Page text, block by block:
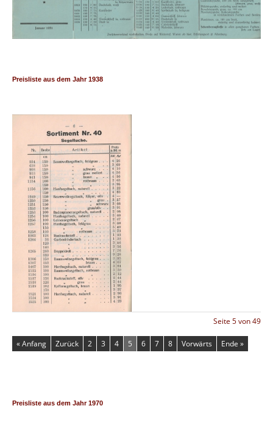
Preisliste aus dem Jahr 1938
Seite 5 von 49
« Anfang Zurück 2 3 4 5 6 7 8 Vorwärts Ende »
Preisliste aus dem Jahr 1970